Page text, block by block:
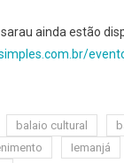
ainda estão
balaio cultural
Iemanjá